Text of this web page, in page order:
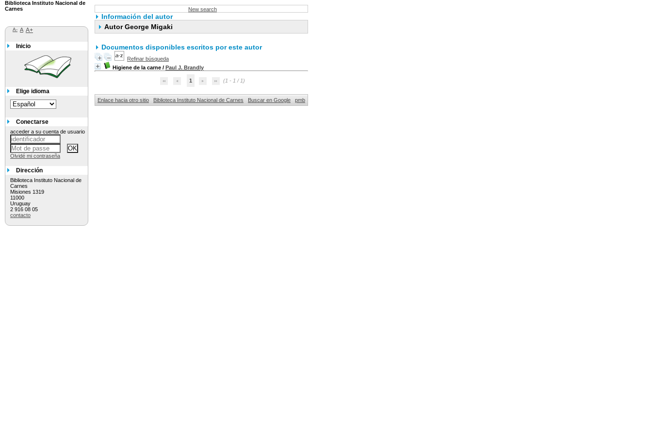
New search
Información del autor
Autor George Migaki
Documentos disponibles escritos por este autor
Refinar búsqueda
Higiene de la carne / Paul J. Brandly
1 (1 - 1 / 1)
Enlace hacia otro sitio Biblioteca Instituto Nacional de Carnes Buscar en Google pmb
Biblioteca Instituto Nacional de
Carnes
A- A A+
Inicio
Elige idioma
Conectarse
acceder a su cuenta de usuario
Olvidé mi contraseña
Dirección
Biblioteca Instituto Nacional de
Carnes
Misiones 1319
11000
Uruguay
2 916 08 05
contacto